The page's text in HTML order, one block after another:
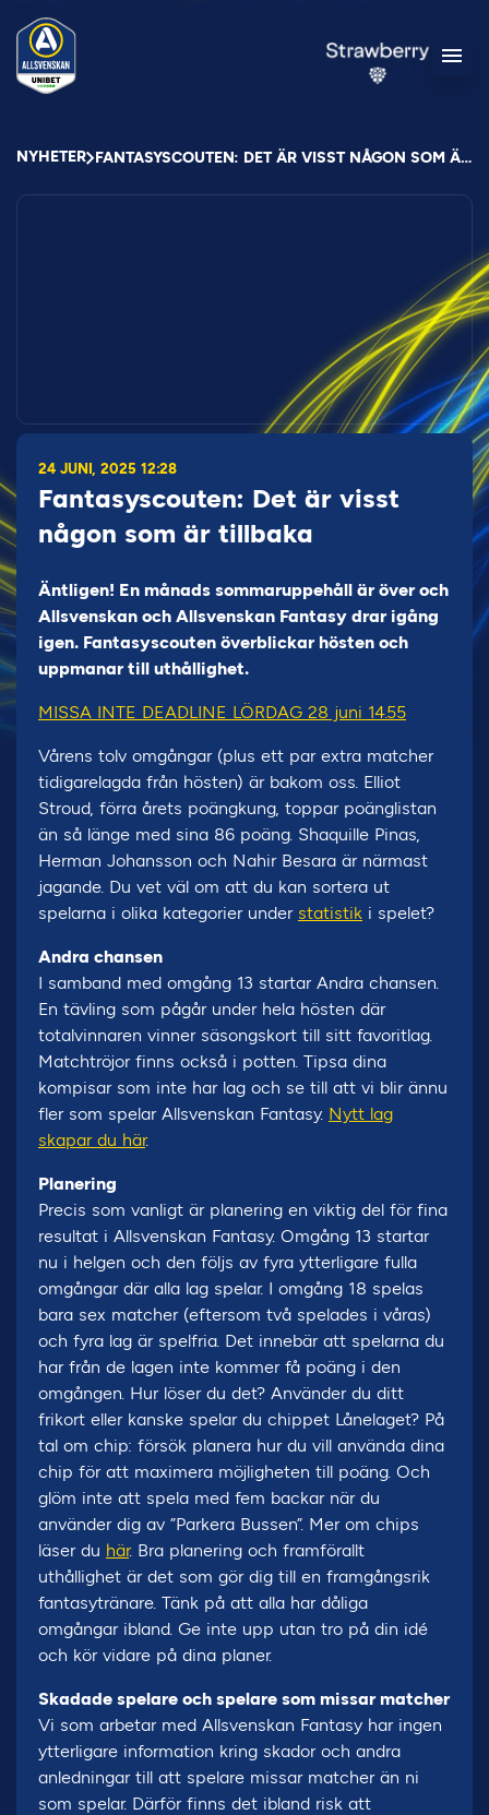
NYHETER FANTASYSCOUTEN: DET ÄR VISST NÅGON SOM ÄR TILLBAKA
24 JUNI, 2025 12:28
Fantasyscouten: Det är visst
någon som är tillbaka
Äntligen! En månads sommaruppehåll är över och
Allsvenskan och Allsvenskan Fantasy drar igång
igen. Fantasyscouten överblickar hösten och
uppmanar till uthållighet.
MISSA INTE DEADLINE LÖRDAG 28 juni 14.55
Vårens tolv omgångar (plus ett par extra matcher
tidigarelagda från hösten) är bakom oss. Elliot
Stroud, förra årets poängkung, toppar poänglistan
än så länge med sina 86 poäng. Shaquille Pinas,
Herman Johansson och Nahir Besara är närmast
jagande. Du vet väl om att du kan sortera ut
spelarna i olika kategorier under statistik i spelet?
Andra chansen
I samband med omgång 13 startar Andra chansen.
En tävling som pågår under hela hösten där
totalvinnaren vinner säsongskort till sitt favoritlag.
Matchtröjor finns också i potten. Tipsa dina
kompisar som inte har lag och se till att vi blir ännu
fler som spelar Allsvenskan Fantasy. Nytt lag
skapar du här.
Planering
Precis som vanligt är planering en viktig del för fina
resultat i Allsvenskan Fantasy. Omgång 13 startar
nu i helgen och den följs av fyra ytterligare fulla
omgångar där alla lag spelar. I omgång 18 spelas
bara sex matcher (eftersom två spelades i våras)
och fyra lag är spelfria. Det innebär att spelarna du
har från de lagen inte kommer få poäng i den
omgången. Hur löser du det? Använder du ditt
frikort eller kanske spelar du chippet Lånelaget? På
tal om chip: försök planera hur du vill använda dina
chip för att maximera möjligheten till poäng. Och
glöm inte att spela med fem backar när du
använder dig av ”Parkera Bussen”. Mer om chips
läser du här. Bra planering och framförallt
uthållighet är det som gör dig till en framgångsrik
fantasytränare. Tänk på att alla har dåliga
omgångar ibland. Ge inte upp utan tro på din idé
och kör vidare på dina planer.
Skadade spelare och spelare som missar matcher
Vi som arbetar med Allsvenskan Fantasy har ingen
ytterligare information kring skador och andra
anledningar till att spelare missar matcher än ni
som spelar. Därför finns det ibland risk att